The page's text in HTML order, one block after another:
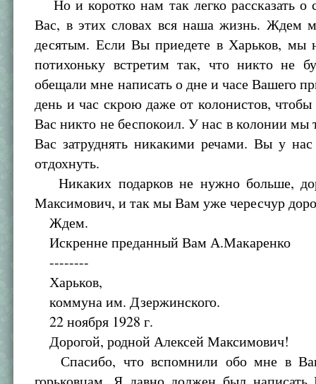
Но и коротко нам так легко рассказать
Вас, в этих словах вся наша жизнь. Ждем
десятым. Если Вы приедете в Харьков, мы
потихоньку встретим так, что никто не
обещали мне написать о дне и часе Вашего
день и час скрою даже от колонистов, чтобы
Вас никто не беспокоил. У нас в колонии мы
Вас затруднять никакими речами. Вы у
отдохнуть.
Никаких подарков не нужно больше,
Максимович, и так мы Вам уже чересчур
Ждем.
Искренне преданный Вам А.Макаренко
--------
Харьков,
коммуна им. Дзержинского.
22 ноября 1928 г.
Дорогой, родной Алексей Максимович!
Спасибо, что вспомнили обо мне в